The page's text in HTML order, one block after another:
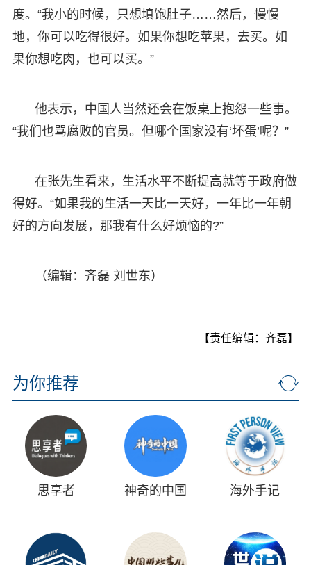
度。“我小的时候，只想填饱肚子……然后，慢慢
地，你可以吃得很好。如果你想吃苹果，去买。如
果你想吃肉，也可以买。”
他表示，中国人当然还会在饭桌上抱怨一些事。
“我们也骂腐败的官员。但哪个国家没有‘坏蛋’呢？”
在张先生看来，生活水平不断提高就等于政府做
得好。“如果我的生活一天比一天好，一年比一年朝
好的方向发展，那我有什么好烦恼的?”
（编辑：齐磊 刘世东）
【责任编辑：齐磊】
为你推荐
思享者 神奇的中国 海外手记